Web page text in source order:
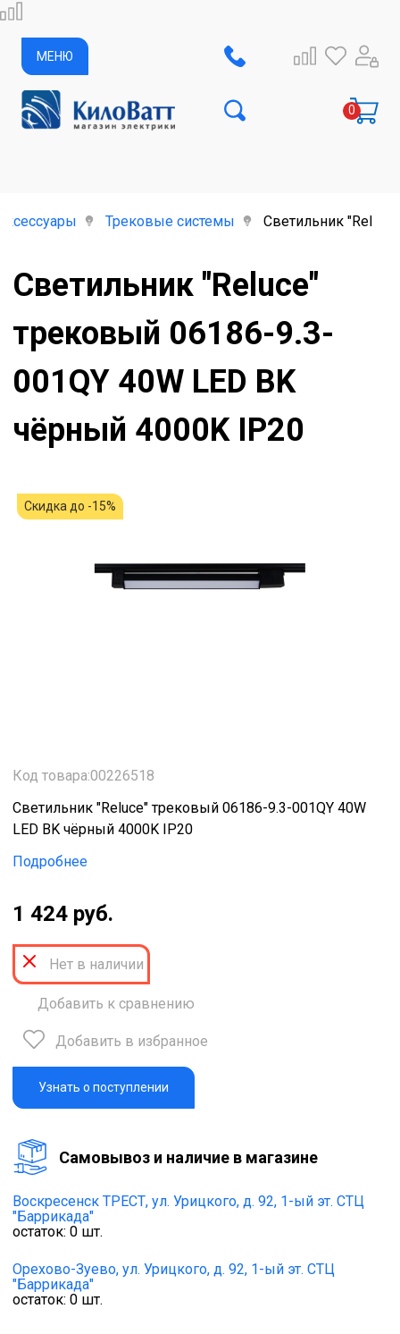
МЕНЮ
Трековые системы Светильник
Светильник "Reluce"
трековый 06186-9.3-
001QY 40W LED BK
чёрный 4000K IP20
Скидка до -15%
Код товара:00226518
Светильник "Reluce" трековый 06186-9.3-001QY 40W
LED BK чёрный 4000K IP20
Подробнее
1 424 руб.
Нет в наличии
Добавить к сравнению
Добавить в избранное
Узнать о поступлении
Cамовывоз и наличие в магазине
Воскресенск ТРЕСТ, ул. Урицкого, д. 92, 1-ый эт. СТЦ
"Баррикада"
остаток: 0 шт.
Орехово-Зуево, ул. Урицкого, д. 92, 1-ый эт. СТЦ
"Баррикада"
остаток: 0 шт.